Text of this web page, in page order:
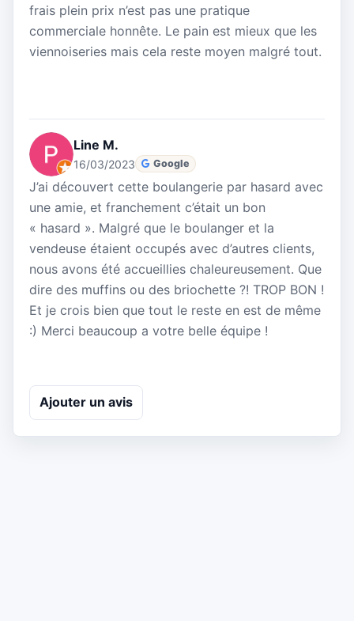
frais plein prix n’est pas une pratique
commerciale honnête. Le pain est mieux que les
viennoiseries mais cela reste moyen malgré tout.
Line M.
16/03/2023 Google
J’ai découvert cette boulangerie par hasard avec
une amie, et franchement c’était un bon
« hasard ». Malgré que le boulanger et la
vendeuse étaient occupés avec d’autres clients,
nous avons été accueillies chaleureusement. Que
dire des muffins ou des briochette ?! TROP BON !
Et je crois bien que tout le reste en est de même
:) Merci beaucoup a votre belle équipe !
Ajouter un avis